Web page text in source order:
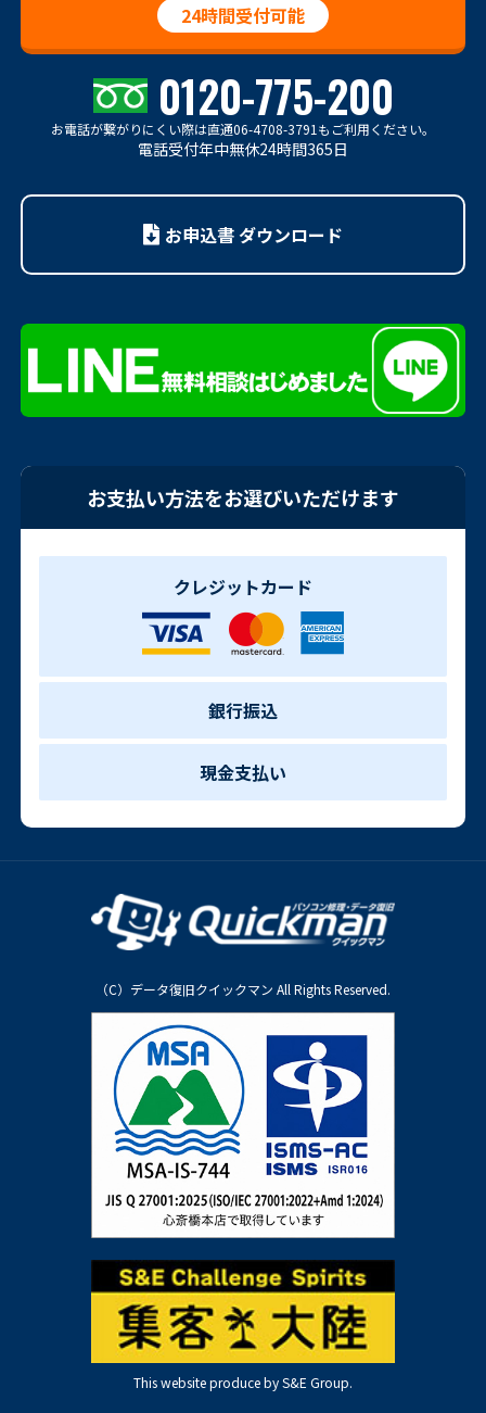
24時間受付可能
0120-775-200
お電話が繋がりにくい際は直通06-4708-3791もご利用ください。
電話受付年中無休24時間365日
お申込書 ダウンロード
お支払い方法をお選びいただけます
クレジットカード
銀行振込
現金支払い
（C）データ復旧クイックマン All Rights Reserved.
This website produce by S&E Group.